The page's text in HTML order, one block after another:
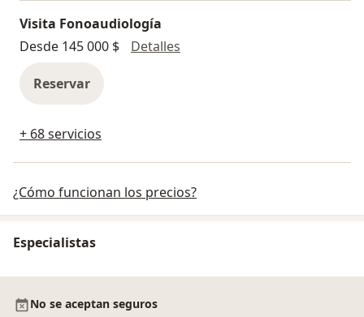
Visita Fonoaudiología
Desde 145 000 $
Detalles
Reservar
+ 68 servicios
¿Cómo funcionan los precios?
Especialistas
No se aceptan seguros